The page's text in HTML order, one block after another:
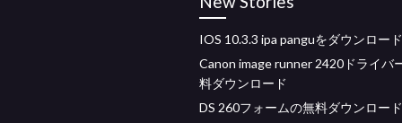
IOS 10.3.3 ipa panguをダウンロード
Canon image runner 2420ドライバ
料ダウンロード
DS 260フォームの無料ダウンロード